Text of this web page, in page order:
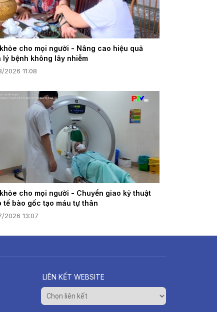
cho mọi người - Nâng cao hiệu quả
lý bệnh không lây nhiễm
2026 11:08
cho mọi người - Chuyển giao kỹ thuật
tế bào gốc tạo máu tự thân
2026 13:07
LIÊN KẾT WEBSITE